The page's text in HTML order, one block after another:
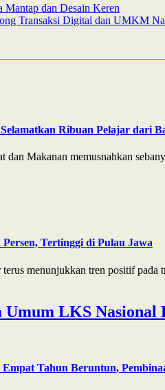
dan Desain Keren
Transaksi Digital dan UMKM
Ribuan Pelajar dari
Makanan memusnahkan
Tertinggi di Pulau Jawa
menunjukkan tren positif pada
LKS
Tahun Beruntun,